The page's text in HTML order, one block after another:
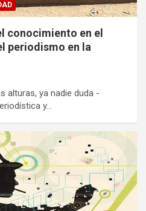
conocimiento en el
periodismo en la
alturas, ya nadie duda -
y…